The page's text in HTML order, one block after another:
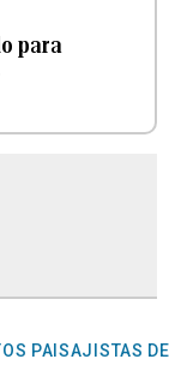
para
PAISAJISTAS